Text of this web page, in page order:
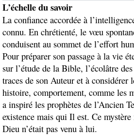
L’échelle du savoir
La confiance accordée à
connu. En chrétienté, le vœu
conduisent au sommet de l’effort
Pour préparer son passage à la vie
sur l’étude de la Bible, l’écolâtre
traces de son Auteur et à considérer
histoire, comportement, comme les
a inspiré les prophètes de l’Ancien
existence mais qui Il est. Ce
Dieu n’était pas venu à lui.